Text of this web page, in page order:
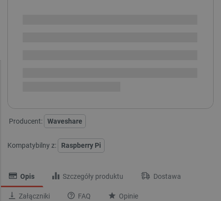
Producent: Waveshare
Kompatybilny z: Raspberry Pi
Opis Szczegóły produktu Dostawa
Załączniki FAQ Opinie